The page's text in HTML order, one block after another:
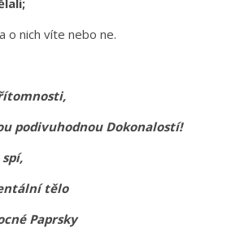
o nich víte nebo ne.
podivuhodnou Dokonalostí!
tělo
Paprsky